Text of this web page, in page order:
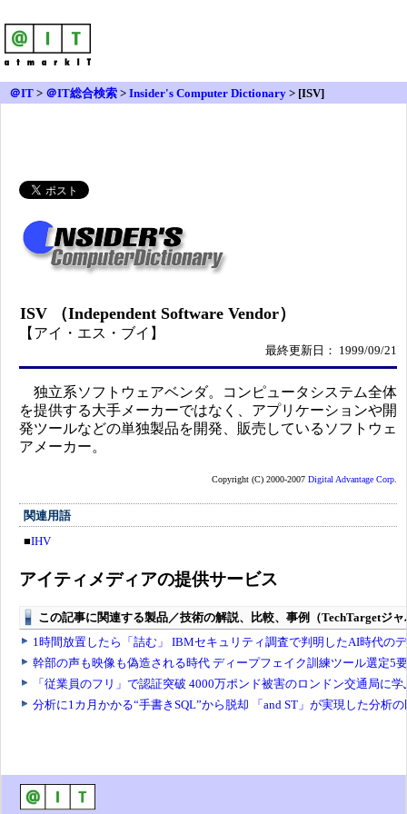
＠IT > ＠IT総合検索 > Insider's Computer Dictionary > [ISV]
ISV （Independent Software Vendor）
【アイ・エス・ブイ】
最終更新日： 1999/09/21
独立系ソフトウェアベンダ。コンピュータシステム全体
を提供する大手メーカーではなく、アプリケーションや開
発ツールなどの単独製品を開発、販売しているソフトウェ
アメーカー。
Copyright (C) 2000-2007 Digital Advantage Corp.
関連用語
■IHV
アイティメディアの提供サービス